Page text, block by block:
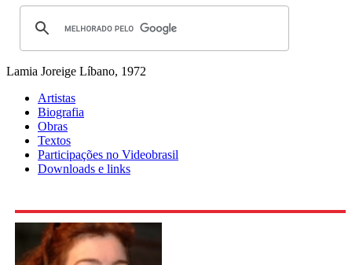
Lamia Joreige Líbano, 1972
Artistas
Biografia
Obras
Textos
Participações no Videobrasil
Downloads e links